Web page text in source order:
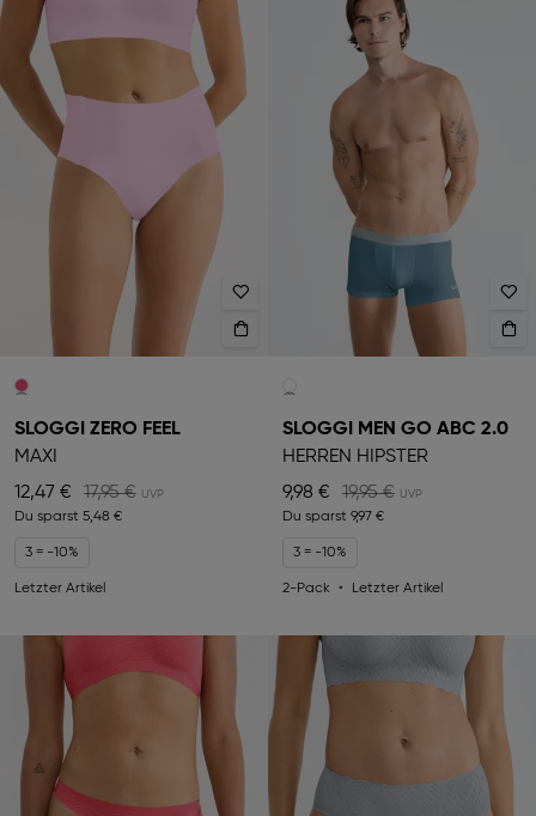
SLOGGI ZERO FEEL
MAXI
12,47 €
17,95 €
Du sparst 5,48 €
3 = -10%
Letzter Artikel
SLOGGI MEN GO ABC 2.0
HERREN HIPSTER
9,98 €
19,95 €
Du sparst 9,97 €
3 = -10%
2-Pack Letzter Artikel